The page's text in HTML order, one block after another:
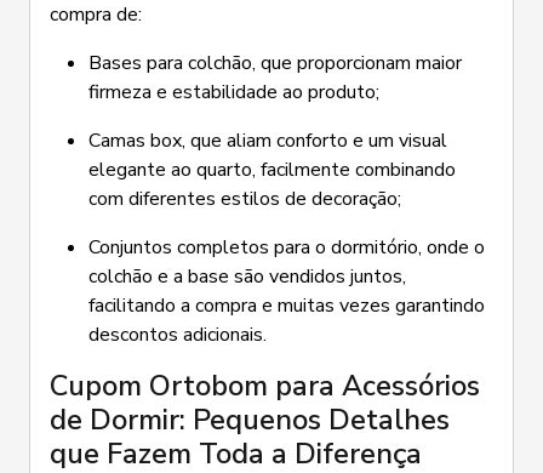
compra de:
Bases para colchão, que proporcionam maior
firmeza e estabilidade ao produto;
Camas box, que aliam conforto e um visual
elegante ao quarto, facilmente combinando
com diferentes estilos de decoração;
Conjuntos completos para o dormitório, onde o
colchão e a base são vendidos juntos,
facilitando a compra e muitas vezes garantindo
descontos adicionais.
Cupom Ortobom para Acessórios
de Dormir: Pequenos Detalhes
que Fazem Toda a Diferença